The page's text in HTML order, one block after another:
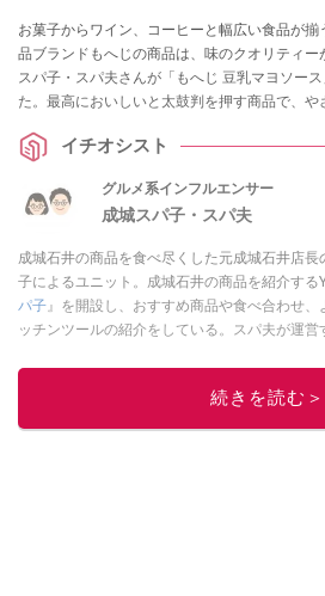
お菓子からワイン、コーヒーと幅広い食品が
品ブランドもへじの商品は、味のクオリティ
スパ子・スパ夫さんが「もへじ 豆乳マヨソー
た。最高においしいと太鼓判を押す商品で、
チェックしてみてくださいね。
イチオシスト
グルメ系インフルエンサー
成城スパ子・スパ夫
成城石井の商品を食べ尽くした元成城石井店
子によるユニット。成城石井の商品を紹介する
パ子 』を開設し、おすすめ商品や食べ合わせ
ッチンツールの紹介をしている。スパ夫が運
ィープな魅力を発信している。
続きを読む＞